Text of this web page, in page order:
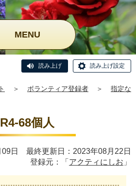
MENU
読み上げ 読み上げ設定
＞ ボランティア登録者 ＞
指定な
R4-68個人
09日 最終更新日：2023年08月22日
登録元：「 アクティにしお 」